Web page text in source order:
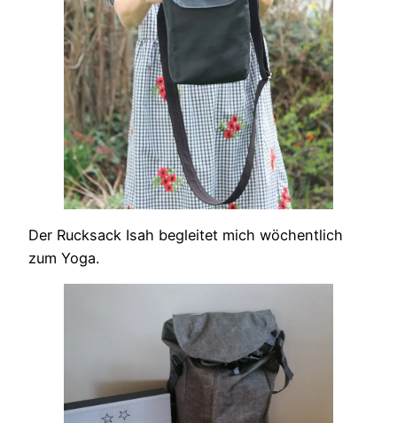
Der Rucksack Isah begleitet mich wöchentlich
zum Yoga.